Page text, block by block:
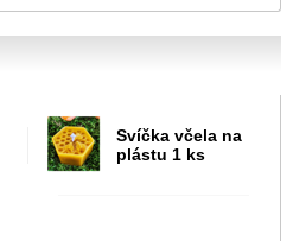
Svíčka včela na
plástu 1 ks